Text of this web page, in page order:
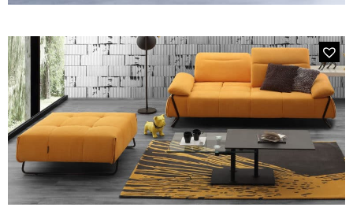
MODÈLE 2327 SUZUKA CHAUFFEUSE
Chauffeuse Cuir Master & Tissu